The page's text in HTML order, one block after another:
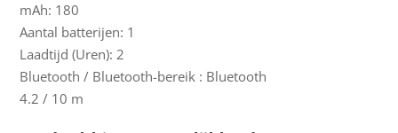
mAh: 180
Aantal batterijen: 1
Laadtijd (Uren): 2
Bluetooth / Bluetooth-bereik : Bluetooth
4.2 / 10 m